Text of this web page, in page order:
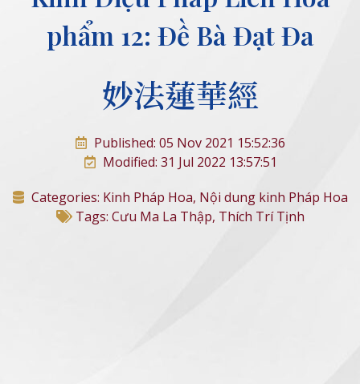
phẩm 12: Đề Bà Đạt Đa
妙法蓮華經
Published: 05 Nov 2021 15:52:36
Modified: 31 Jul 2022 13:57:51
Categories: Kinh Pháp Hoa, Nội dung kinh Pháp Hoa
Tags: Cưu Ma La Thập, Thích Trí Tịnh